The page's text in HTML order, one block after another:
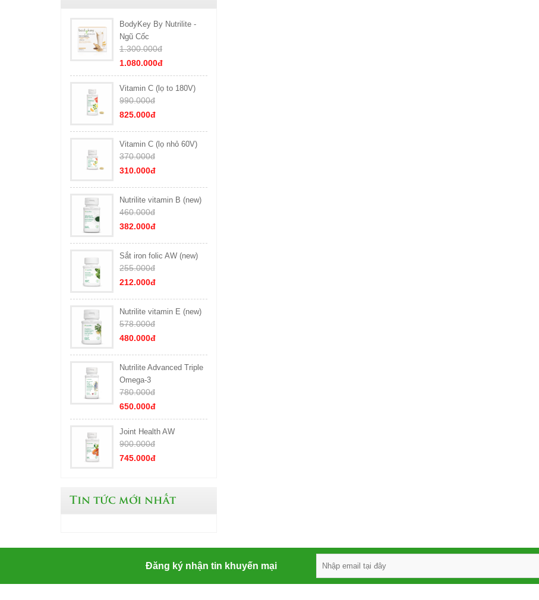
BodyKey By Nutrilite -
Ngũ Cốc
1.300.000đ
1.080.000đ
Vitamin C (lọ to 180V)
990.000đ
825.000đ
Vitamin C (lọ nhỏ 60V)
370.000đ
310.000đ
Nutrilite vitamin B (new)
460.000đ
382.000đ
Sắt iron folic AW (new)
255.000đ
212.000đ
Nutrilite vitamin E (new)
578.000đ
480.000đ
Nutrilite Advanced Triple
Omega-3
780.000đ
650.000đ
Joint Health AW
900.000đ
745.000đ
Tin tức mới nhất
Đăng ký nhận tin khuyến mại